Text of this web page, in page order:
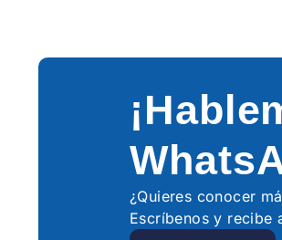
¿Quieres conocer
Escríbenos y recibe